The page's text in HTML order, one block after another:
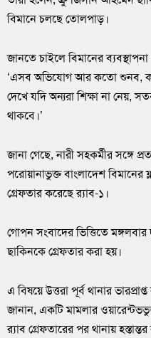
বিমানে চলছে তোলপাড়।
জানতে চাইলে বিমানের
‘এসব অভিযোগ আর কতো শুনব,
দেখে যদি অন্যরা শিক্ষা না
থাকবে।’
জানা গেছে, নারী সহকর্মীর সঙ্গে
পরোয়ানাভুক্ত বাংলাদেশ বিমানের
গ্রেফতার করেছে র‌্যাব-১।
গোপন সংবাদের ভিত্তিতে
ছাকিনকে গ্রেফতার করা হয়।
এ বিষয়ে উত্তরা পূর্ব থানার
জানান, একটি মামলার
র‌্যাব গ্রেফতারের পর থানায়